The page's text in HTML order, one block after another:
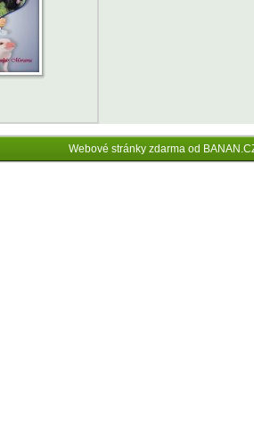
Webové stránky zdarma od